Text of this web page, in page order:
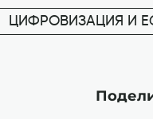
ЦИФРОВИЗАЦИЯ И